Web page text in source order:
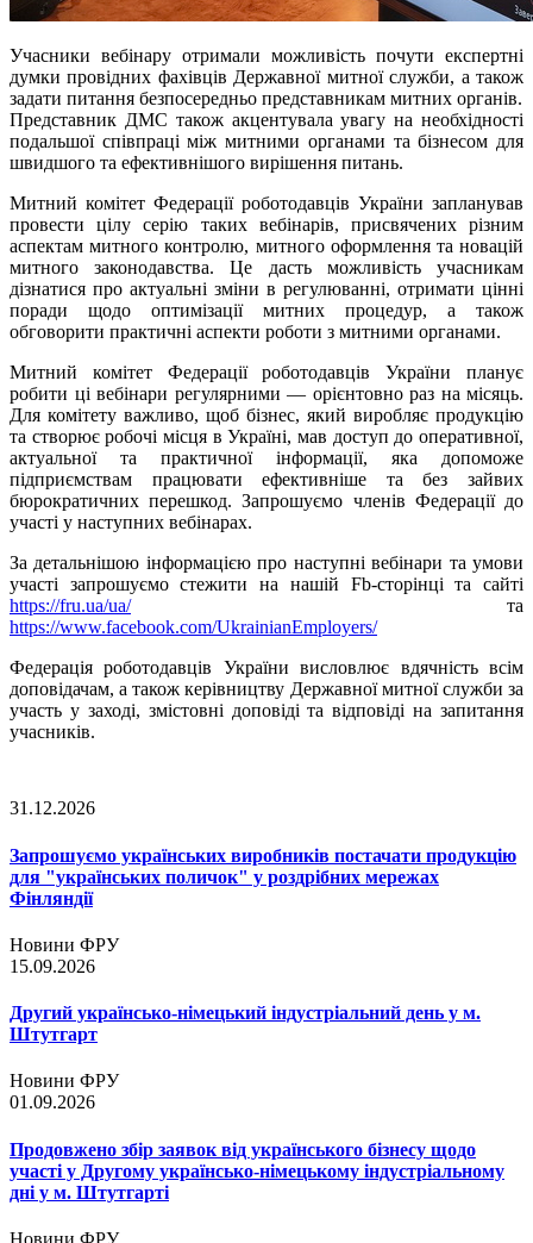
Учасники вебінару отримали можливість почути експертні
думки провідних фахівців Державної митної служби, а також
задати питання безпосередньо представникам митних органів.
Представник ДМС також акцентувала увагу на необхідності
подальшої співпраці між митними органами та бізнесом для
швидшого та ефективнішого вирішення питань.
Митний комітет Федерації роботодавців України запланував
провести цілу серію таких вебінарів, присвячених різним
аспектам митного контролю, митного оформлення та новацій
митного законодавства. Це дасть можливість учасникам
дізнатися про актуальні зміни в регулюванні, отримати цінні
поради щодо оптимізації митних процедур, а також
обговорити практичні аспекти роботи з митними органами.
Митний комітет Федерації роботодавців України планує
робити ці вебінари регулярними — орієнтовно раз на місяць.
Для комітету важливо, щоб бізнес, який виробляє продукцію
та створює робочі місця в Україні, мав доступ до оперативної,
актуальної та практичної інформації, яка допоможе
підприємствам працювати ефективніше та без зайвих
бюрократичних перешкод. Запрошуємо членів Федерації до
участі у наступних вебінарах.
За детальнішою інформацією про наступні вебінари та умови
участі запрошуємо стежити на нашій Fb-сторінці та сайті
https://fru.ua/ua/та
https://www.facebook.com/UkrainianEmployers/
Федерація роботодавців України висловлює вдячність всім
доповідачам, а також керівництву Державної митної служби за
участь у заході, змістовні доповіді та відповіді на запитання
учасників.
31.12.2026
Запрошуємо українських виробників постачати продукцію
для "українських поличок" у роздрібних мережах
Фінляндії
Новини ФРУ
15.09.2026
Другий українсько-німецький індустріальний день у м.
Штутгарт
Новини ФРУ
01.09.2026
Продовжено збір заявок від українського бізнесу щодо
участі у Другому українсько-німецькому індустріальному
дні у м. Штутгарті
Новини ФРУ